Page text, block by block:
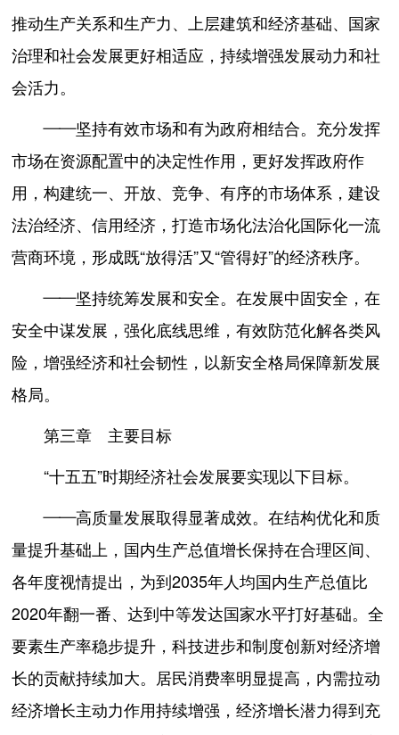
推动生产关系和生产力、上层建筑和经济基础、国家
治理和社会发展更好相适应，持续增强发展动力和社
会活力。
——坚持有效市场和有为政府相结合。充分发挥
市场在资源配置中的决定性作用，更好发挥政府作
用，构建统一、开放、竞争、有序的市场体系，建设
法治经济、信用经济，打造市场化法治化国际化一流
营商环境，形成既“放得活”又“管得好”的经济秩序。
——坚持统筹发展和安全。在发展中固安全，在
安全中谋发展，强化底线思维，有效防范化解各类风
险，增强经济和社会韧性，以新安全格局保障新发展
格局。
第三章 主要目标
“十五五”时期经济社会发展要实现以下目标。
——高质量发展取得显著成效。在结构优化和质
量提升基础上，国内生产总值增长保持在合理区间、
各年度视情提出，为到2035年人均国内生产总值比
2020年翻一番、达到中等发达国家水平打好基础。全
要素生产率稳步提升，科技进步和制度创新对经济增
长的贡献持续加大。居民消费率明显提高，内需拉动
经济增长主动力作用持续增强，经济增长潜力得到充